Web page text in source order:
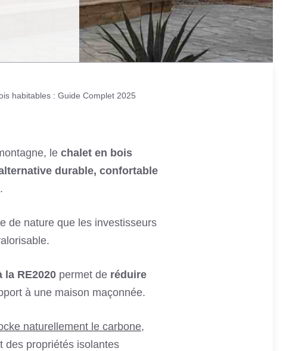
habitables : Guide Complet 2025
le chalet en bois
durable, confortable
de nature que les investisseurs
RE2020 permet de réduire
à une maison maçonnée.
naturellement le carbone,
des propriétés isolantes